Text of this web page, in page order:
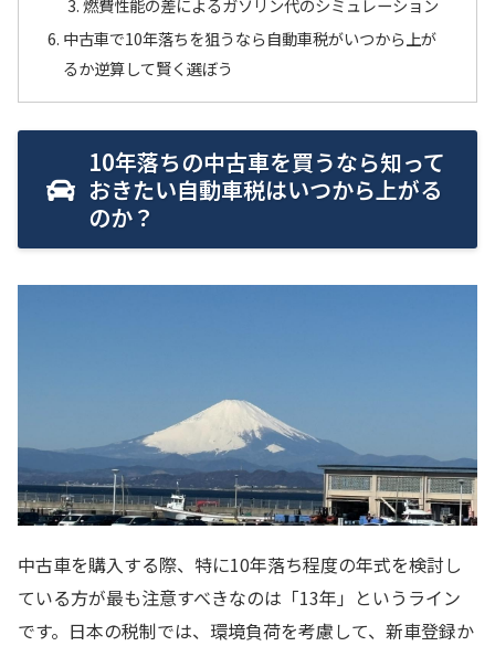
燃費性能の差によるガソリン代のシミュレーション
中古車で10年落ちを狙うなら自動車税がいつから上が
るか逆算して賢く選ぼう
10年落ちの中古車を買うなら知って
おきたい自動車税はいつから上がる
のか？
中古車を購入する際、特に10年落ち程度の年式を検討し
ている方が最も注意すべきなのは「13年」というライン
です。日本の税制では、環境負荷を考慮して、新車登録か